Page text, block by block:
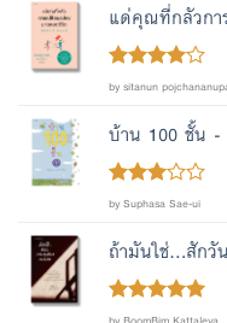
แด่คุณที่กลัวกา
Rated4
by sitanun
บ้าน 100 ชั้น -
Rated
of 5
by Suphasa Sae-ui
ถ้ามันใช่...สักวั
Rated out